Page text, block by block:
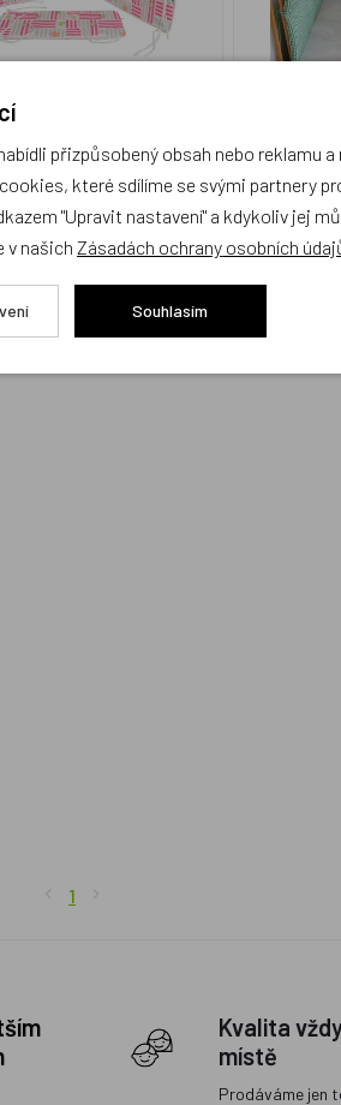
ks
KOUPIT
Skladem 3 ks
1
Kvalita
místě
Prodáváme jen
přizpůsobený obsah nebo reklamu
které sdílíme se svými partnery
"Upravit nastavení" a kdykoliv jej
v našich Zásadách ochrany osobních
Souhlasím